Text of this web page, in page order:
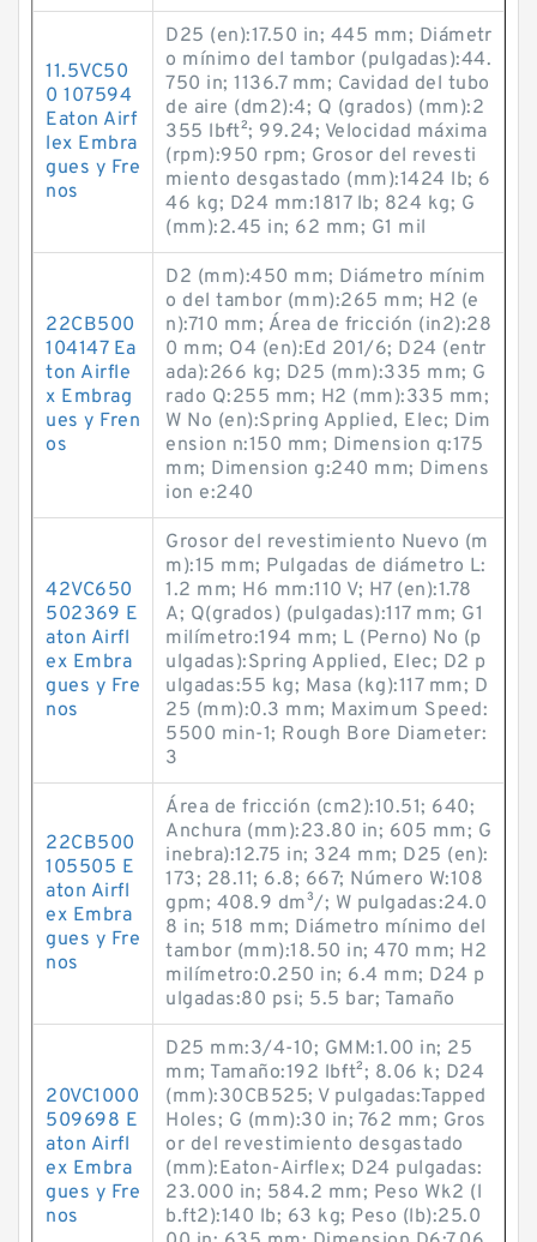
11.5VC50
0 107594
Eaton Airf
lex Embra
gues y Fre
nos
D25 (en):17.50 in; 445 mm; Diámetr
o mínimo del tambor (pulgadas):44.
750 in; 1136.7 mm; Cavidad del tubo
de aire (dm2):4; Q (grados) (mm):2
355 lb·ft²; 99.24; Velocidad máxima
(rpm):950 rpm; Grosor del revesti
miento desgastado (mm):1424 lb; 6
46 kg; D24 mm:1817 lb; 824 kg; G
(mm):2.45 in; 62 mm; G1 mil
22CB500
104147 Ea
ton Airfle
x Embrag
ues y Fren
os
D2 (mm):450 mm; Diámetro mínim
o del tambor (mm):265 mm; H2 (e
n):710 mm; Área de fricción (in2):28
0 mm; O4 (en):Ed 201/6; D24 (entr
ada):266 kg; D25 (mm):335 mm; G
rado Q:255 mm; H2 (mm):335 mm;
W No (en):Spring Applied, Elec; Dim
ension n:150 mm; Dimension q:175
mm; Dimension g:240 mm; Dimens
ion e:240
42VC650
502369 E
aton Airfl
ex Embra
gues y Fre
nos
Grosor del revestimiento Nuevo (m
m):15 mm; Pulgadas de diámetro L:
1.2 mm; H6 mm:110 V; H7 (en):1.78
A; Q(grados) (pulgadas):117 mm; G1
milímetro:194 mm; L (Perno) No (p
ulgadas):Spring Applied, Elec; D2 p
ulgadas:55 kg; Masa (kg):117 mm; D
25 (mm):0.3 mm; Maximum Speed:
5500 min-1; Rough Bore Diameter:
3
22CB500
105505 E
aton Airfl
ex Embra
gues y Fre
nos
Área de fricción (cm2):10.51; 640;
Anchura (mm):23.80 in; 605 mm; G
inebra):12.75 in; 324 mm; D25 (en):
173; 28.11; 6.8; 667; Número W:108
gpm; 408.9 dm³/; W pulgadas:24.0
8 in; 518 mm; Diámetro mínimo del
tambor (mm):18.50 in; 470 mm; H2
milímetro:0.250 in; 6.4 mm; D24 p
ulgadas:80 psi; 5.5 bar; Tamaño
20VC1000
509698 E
aton Airfl
ex Embra
gues y Fre
nos
D25 mm:3/4-10; GMM:1.00 in; 25
mm; Tamaño:192 lb·ft²; 8.06 k; D24
(mm):30CB525; V pulgadas:Tapped
Holes; G (mm):30 in; 762 mm; Gros
or del revestimiento desgastado
(mm):Eaton-Airflex; D24 pulgadas:
23.000 in; 584.2 mm; Peso Wk2 (l
b.ft2):140 lb; 63 kg; Peso (lb):25.0